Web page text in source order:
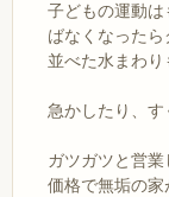
子どもの運動
ばなくなった
並べた水まわり
急かしたり、す
ガツガツと営
価格で無垢の